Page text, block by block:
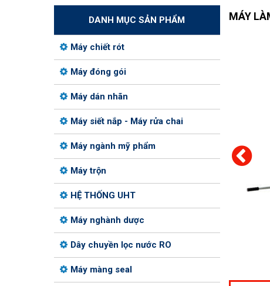
MÁY
DANH MỤC SẢN PHẨM
Máy chiết rót
Máy đóng gói
Máy dán nhãn
Máy siết nắp - Máy rửa chai
Máy ngành mỹ phẩm
Máy trộn
HỆ THỐNG UHT
Máy nghành dược
Dây chuyền lọc nước RO
Máy màng seal